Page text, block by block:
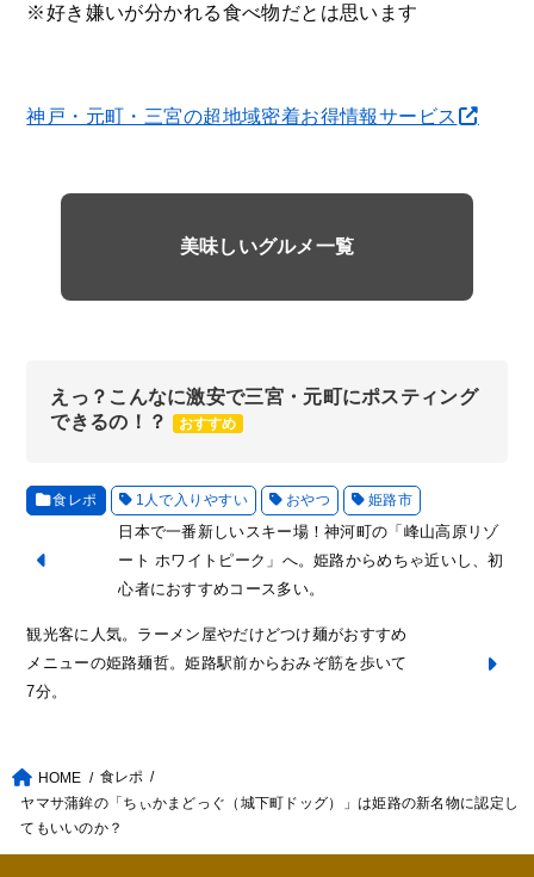
※好き嫌いが分かれる食べ物だとは思います
神戸・元町・三宮の超地域密着お得情報サービス
美味しいグルメ一覧
えっ？こんなに激安で三宮・元町にポスティング
できるの！？
おすすめ
食レポ 1人で入りやすい おやつ 姫路市
日本で一番新しいスキー場！神河町の「峰山高原リゾ
ート ホワイトピーク」へ。姫路からめちゃ近いし、初
心者におすすめコース多い。
観光客に人気。ラーメン屋やだけどつけ麺がおすすめ
メニューの姫路麺哲。姫路駅前からおみぞ筋を歩いて
7分。
HOME
食レポ
ヤマサ蒲鉾の「ちぃかまどっぐ（城下町ドッグ）」は姫路の新名物に認定し
てもいいのか？